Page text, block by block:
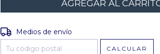
Entregas para el CP:
Medios de envío
CALCULAR